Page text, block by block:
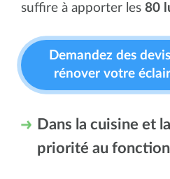
suffire à apporter les 80
Demandez des
rénover votre
Dans la cuisine et
priorité au